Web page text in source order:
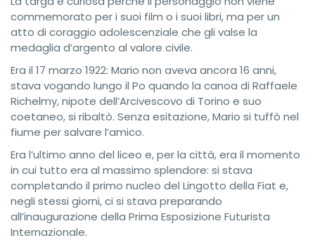
commemorato per i suoi film o i suoi libri, ma per un
atto di coraggio adolescenziale che gli valse la
medaglia d’argento al valore civile.
Era il 17 marzo 1922: Mario non aveva ancora 16 anni,
stava vogando lungo il Po quando la canoa di Raffaele
Richelmy, nipote dell’Arcivescovo di Torino e suo
coetaneo, si ribaltò. Senza esitazione, Mario si tuffò nel
fiume per salvare l’amico.
Era l’ultimo anno del liceo e, per la città, era il momento
in cui tutto era al massimo splendore: si stava
completando il primo nucleo del Lingotto della Fiat e,
negli stessi giorni, ci si stava preparando
all’inaugurazione della Prima Esposizione Futurista
Internazionale.